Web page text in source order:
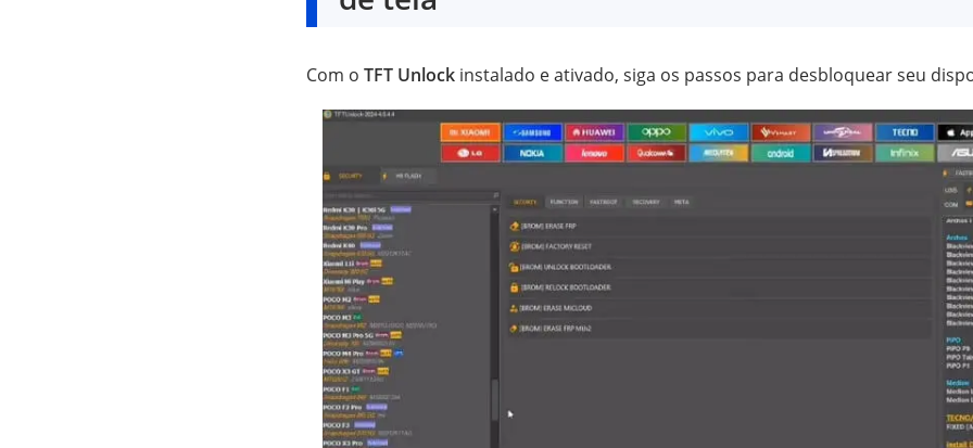
Com o TFT Unlock instalado e ativado, siga os passos para desbloquear seu